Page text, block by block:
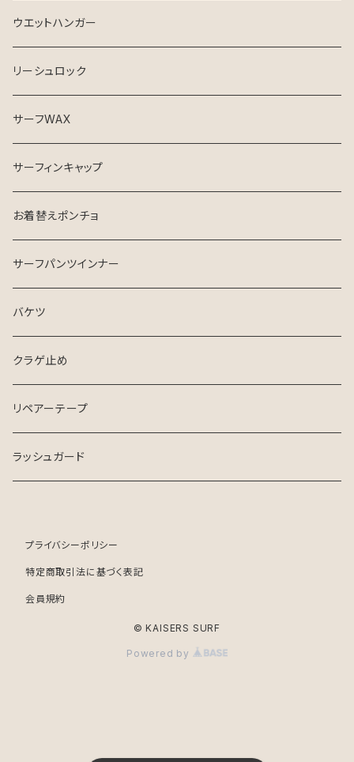
ウエットハンガー
リーシュロック
サーフWAX
サーフィンキャップ
お着替えポンチョ
サーフパンツインナー
バケツ
クラゲ止め
リペアーテープ
ラッシュガード
プライバシーポリシー
特定商取引法に基づく表記
会員規約
© KAISERS SURF
Powered by